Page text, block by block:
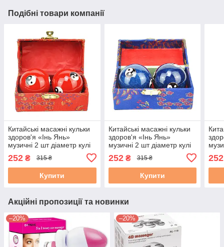
Подібні товари компанії
Китайські масажні кульки
здоров'я «Інь Янь»
музичні 2 шт діаметр кулі
252 ₴ 315 ₴
Купити
Китайські масажні кульки
здоров'я «Інь Янь»
музичні 2 шт діаметр кулі
252₴ 315 ₴
Купити
252
Акційні пропозиції та новинки
–20% –20%